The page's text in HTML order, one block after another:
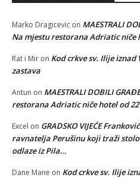
Marko Dragicevic on MAESTRALI
Na mjestu restorana Adriatic niče
Rat i Mir on Kod crkve sv. Ilije
zastava
Antun on MAESTRALI DOBILI
restorana Adriatic niče hotel od
Excel on GRADSKO VIJEĆE
ravnatelja Perušinu koji traži
odlaze iz Pila…
Dane Mane on Kod crkve sv. Ilije